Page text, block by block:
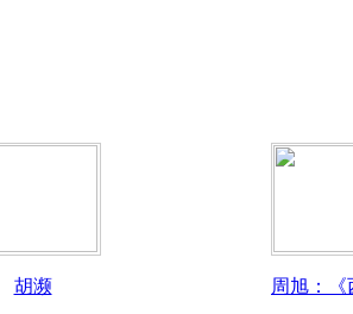
胡濒 周旭：